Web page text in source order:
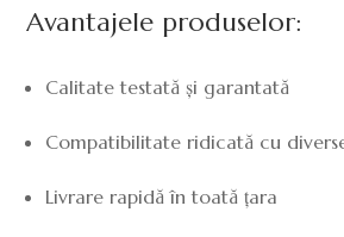
Avantajele produselor:
Calitate testată și garantată
Compatibilitate ridicată cu
Livrare rapidă în toată țara